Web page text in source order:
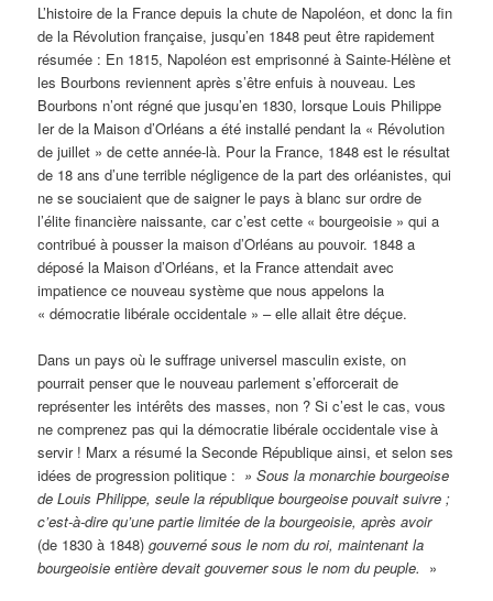
L’histoire de la France depuis la chute de Napoléon, et donc la fin
de la Révolution française, jusqu’en 1848 peut être rapidement
résumée : En 1815, Napoléon est emprisonné à Sainte-Hélène et
les Bourbons reviennent après s’être enfuis à nouveau. Les
Bourbons n’ont régné que jusqu’en 1830, lorsque Louis Philippe
Ier de la Maison d’Orléans a été installé pendant la « Révolution
de juillet » de cette année-là. Pour la France, 1848 est le résultat
de 18 ans d’une terrible négligence de la part des orléanistes, qui
ne se souciaient que de saigner le pays à blanc sur ordre de
l’élite financière naissante, car c’est cette « bourgeoisie » qui a
contribué à pousser la maison d’Orléans au pouvoir. 1848 a
déposé la Maison d’Orléans, et la France attendait avec
impatience ce nouveau système que nous appelons la
« démocratie libérale occidentale » – elle allait être déçue.
Dans un pays où le suffrage universel masculin existe, on
pourrait penser que le nouveau parlement s’efforcerait de
représenter les intérêts des masses, non ? Si c’est le cas, vous
ne comprenez pas qui la démocratie libérale occidentale vise à
servir ! Marx a résumé la Seconde République ainsi, et selon ses
idées de progression politique : » Sous la monarchie bourgeoise
de Louis Philippe, seule la république bourgeoise pouvait suivre ;
c’est-à-dire qu’une partie limitée de la bourgeoisie, après avoir
(de 1830 à 1848)gouverné sous le nom du roi, maintenant la
bourgeoisie entière devait gouverner sous le nom du peuple. »